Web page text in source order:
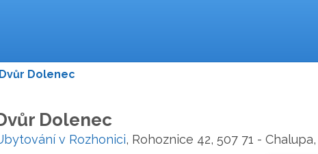
Dvůr Dolenec
Dolenec
v Rozhonici, Rohoznice 42, 507 71 - Chalupa,